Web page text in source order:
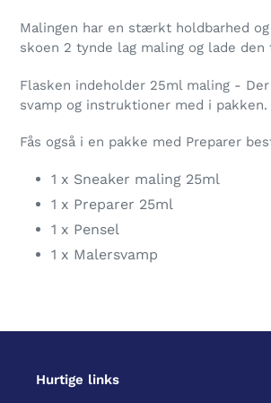
Malingen har en stærkt holdbarhed
skoen 2 tynde lag maling og lade
Flasken indeholder 25ml maling -
svamp og instruktioner med i pakken.
Fås også i en pakke med Preparer
1 x Sneaker maling 25ml
1 x Preparer 25ml
1 x Pensel
1 x Malersvamp
Hurtige links